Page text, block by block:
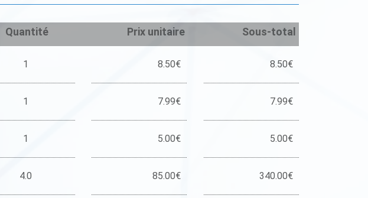
Quantité Prix unitaire Sous-total
1 8.50€ 8.50€
1 7.99€ 7.99€
1 5.00€ 5.00€
4.0 85.00€ 340.00€